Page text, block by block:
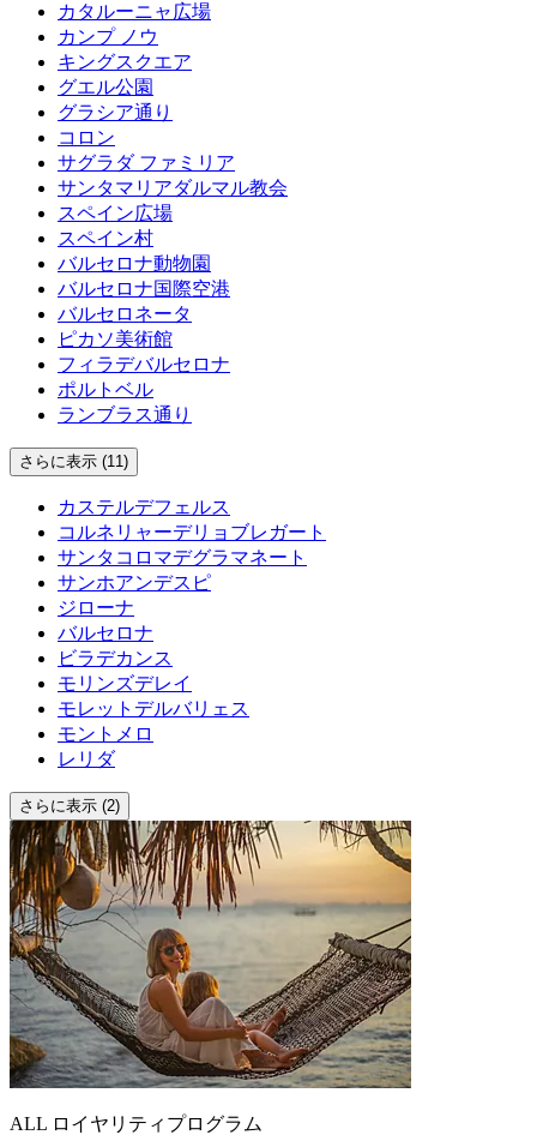
カタルーニャ広場
カンプ ノウ
キングスクエア
グエル公園
グラシア通り
コロン
サグラダ ファミリア
サンタマリアダルマル教会
スペイン広場
スペイン村
バルセロナ動物園
バルセロナ国際空港
バルセロネータ
ピカソ美術館
フィラデバルセロナ
ポルトベル
ランブラス通り
さらに表示 (11)
カステルデフェルス
コルネリャーデリョブレガート
サンタコロマデグラマネート
サンホアンデスピ
ジローナ
バルセロナ
ビラデカンス
モリンズデレイ
モレットデルバリェス
モントメロ
レリダ
さらに表示 (2)
ALL ロイヤリティプログラム